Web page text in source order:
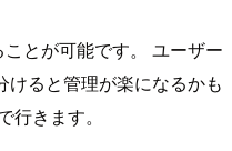
とが可能です。 ユーザー
ると管理が楽になるかも
行きます。